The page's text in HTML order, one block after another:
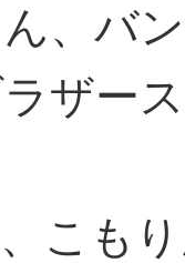
、バ
ザー
こも